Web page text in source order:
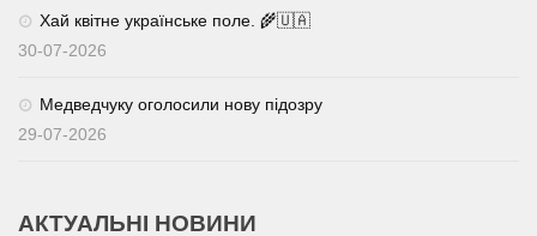
Хай квітне українське поле. 🌾🇺🇦
30-07-2026
Медведчуку оголосили нову підозру
29-07-2026
АКТУАЛЬНІ НОВИНИ